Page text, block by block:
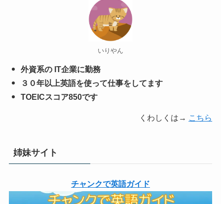
いりやん
外資系の IT企業に勤務
３０年以上英語を使って仕事をしてます
TOEICスコア850です
くわしくは→ こちら
姉妹サイト
チャンクで英語ガイド